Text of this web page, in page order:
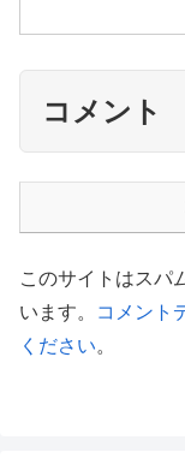
コメント
このサイトはスパ
います。
コメント
ください。